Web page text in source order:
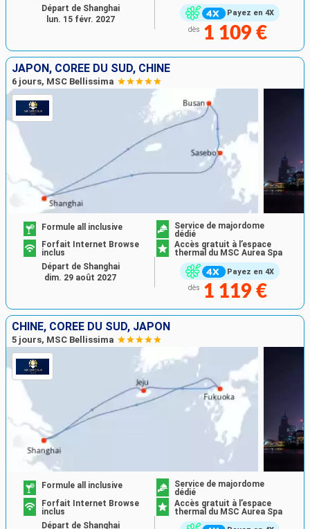
Payez en 4X
dès 1 109 €
Départ de Shanghai
lun. 15 févr. 2027
JAPON, CORÉE DU SUD, CHINE
6 jours, MSC Bellissima
Payez en 4X
Formule all inclusive
Service de majordome
dédié
Forfait Internet Browse
inclus
Accès gratuit à l’espace
thermal du MSC Aurea Spa
dès 1 119 €
Départ de Shanghai
dim. 29 août 2027
CHINE, CORÉE DU SUD, JAPON
5 jours, MSC Bellissima
Formule all inclusive
Service de majordome
dédié
Forfait Internet Browse
inclus
Accès gratuit à l’espace
thermal du MSC Aurea Spa
Départ de Shanghai